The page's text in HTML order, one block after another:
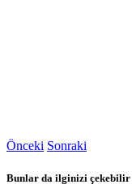
Önceki Sonraki
Bunlar da ilginizi çekebilir